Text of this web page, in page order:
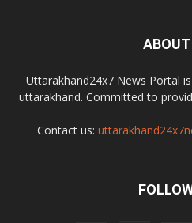
ABOUT
Uttarakhand24x7 News Portal
uttarakhand. Committed to
Contact us: